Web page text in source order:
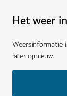
Het weer
Weersinformatie
later opnieuw.